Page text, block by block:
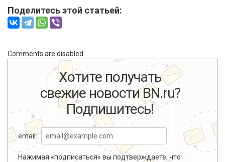
Поделитесь этой статьей:
Comments are disabled
Хотите получать
свежие новости BN.ru?
Подпишитесь!
email:
Нажимая «подписаться» вы подтверждаете, что